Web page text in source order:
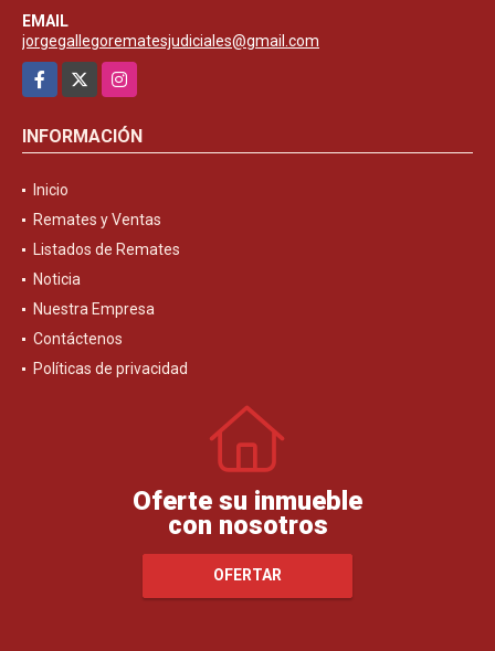
EMAIL
jorgegallegorematesjudiciales@gmail.com
Facebook
Instagram
INFORMACIÓN
Inicio
Remates y Ventas
Listados de Remates
Noticia
Nuestra Empresa
Contáctenos
Políticas de privacidad
Oferte su inmueble
con nosotros
OFERTAR